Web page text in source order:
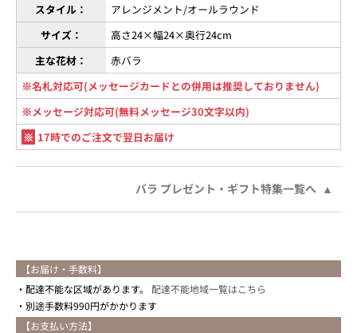
スタイル：
アレンジメント/オールラウンド
サイズ：
高さ24×幅24×奥行24cm
主な花材：
赤バラ
※名札対応可(メッセージカードとの併用は推奨しておりません)
※メッセージ対応可(無料メッセージ30文字以内)
※ 17時でのご注文で翌日お届け
バラ プレゼント・ギフト特集一覧へ
【お届け・手数料】
配達不能な区域があります。 配達不能地域一覧はこちら
別途手数料990円がかかります
【お支払い方法】